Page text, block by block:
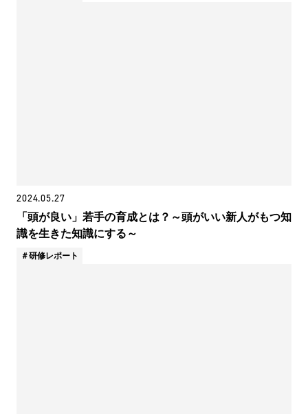
2024.05.27
「頭が良い」若手の育成とは？～頭がいい新人がもつ知
識を生きた知識にする～
研修レポート